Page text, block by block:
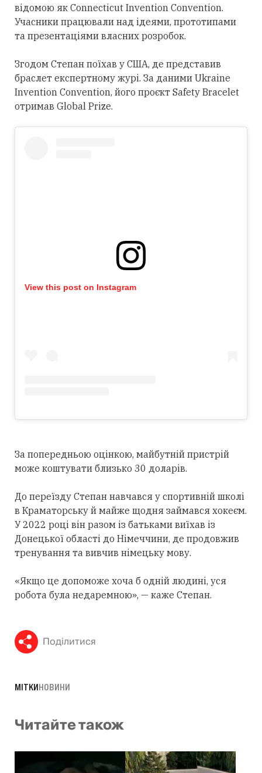
відомою як Connecticut Invention Convention.
Учасники працювали над ідеями, прототипами
та презентаціями власних розробок.
Згодом Степан поїхав у США, де представив
браслет експертному журі. За даними Ukraine
Invention Convention, його проєкт Safety Bracelet
отримав Global Prize.
View this post on Instagram
За попередньою оцінкою, майбутній пристрій
може коштувати близько 30 доларів.
До переїзду Степан навчався у спортивній школі
в Краматорську й майже щодня займався хокеєм.
У 2022 році він разом із батьками виїхав із
Донецької області до Німеччини, де продовжив
тренування та вивчив німецьку мову.
«Якщо це допоможе хоча б одній людині, уся
робота була недаремною», — каже Степан.
Поділитися
МІТКИНОВИНИ
Читайте також